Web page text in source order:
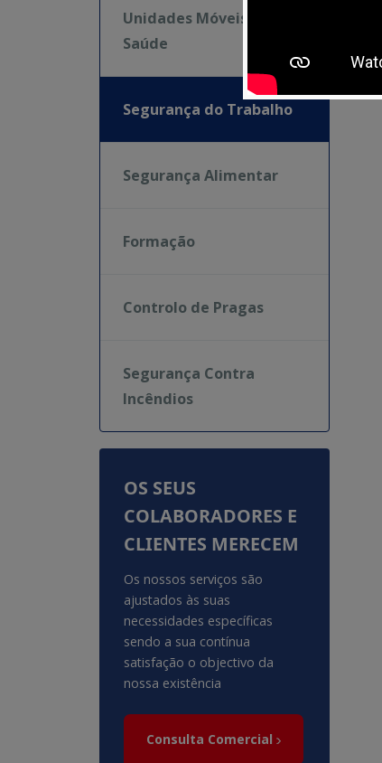
Unidades Móveis de
Saúde
Segurança do Trabalho
Segurança Alimentar
Formação
Controlo de Pragas
Segurança Contra
Incêndios
OS SEUS
COLABORADORES E
CLIENTES MERECEM
Os nossos serviços são
ajustados às suas
necessidades específicas
sendo a sua contínua
satisfação o objectivo da
nossa existência
Consulta Comercial